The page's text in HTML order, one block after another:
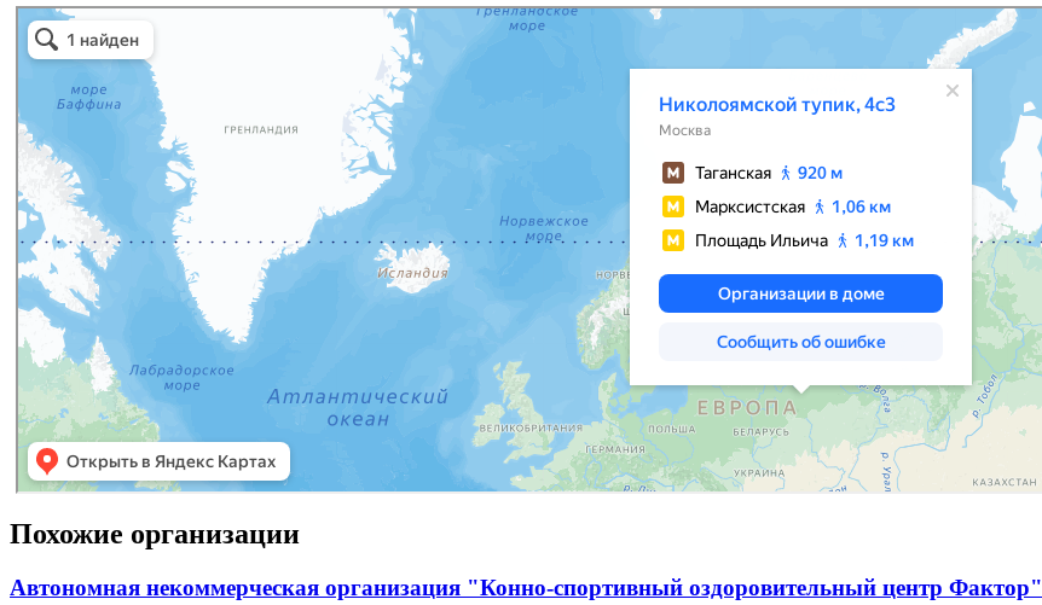
Похожие организации
Автономная некоммерческая организация "Конно-спортивный оздоровительный центр Фактор"